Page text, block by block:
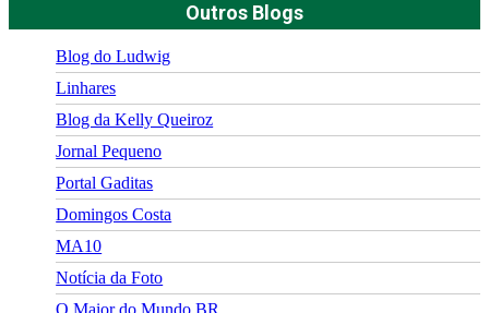
Outros Blogs
Blog do Ludwig
Linhares
Blog da Kelly Queiroz
Jornal Pequeno
Portal Gaditas
Domingos Costa
MA10
Notícia da Foto